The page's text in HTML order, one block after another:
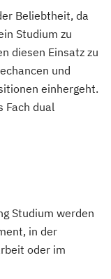
Finance
Beliebtheit, da
Studium zu
diesen Einsatz zu
und
einhergeht.
Fach dual
Studium werden
in der
oder im